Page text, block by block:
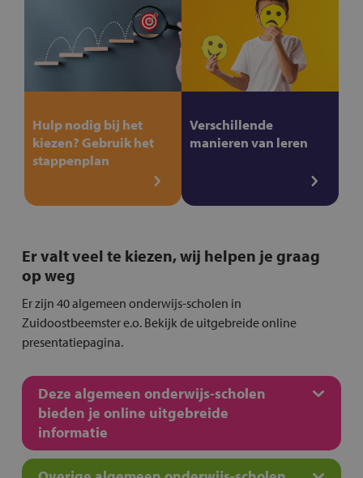
Hulp nodig bij het
kiezen? Gebruik het
stappenplan
Verschillende
manieren van leren
Er valt veel te kiezen, wij helpen je graag
op weg
Er zijn 40 algemeen onderwijs-scholen in
Zuidoostbeemster e.o. Bekijk de uitgebreide online
presentatiepagina.
Deze algemeen onderwijs-scholen
bieden je online uitgebreide
informatie